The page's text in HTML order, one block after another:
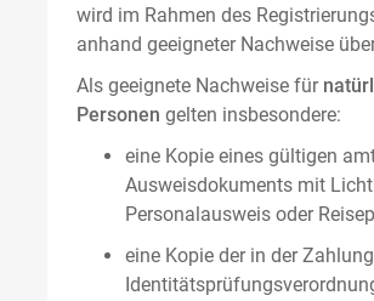
wird im Rahmen des
anhand geeigneter Nachweise
Als geeignete Nachweise für
Personen gelten insbesondere:
eine Kopie eines gültigen
Ausweisdokuments mit
Personalausweis oder
eine Kopie der in der